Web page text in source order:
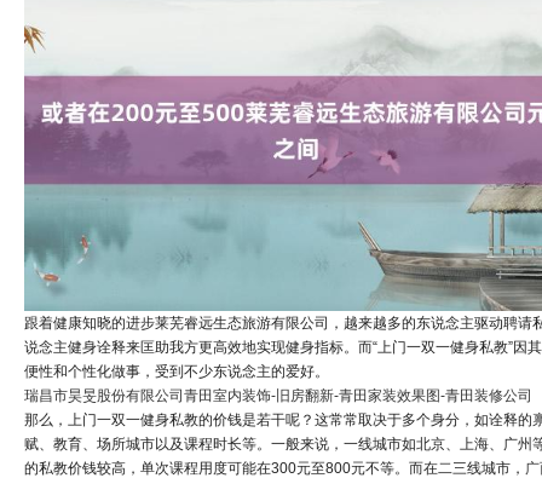
跟着健康知晓的进步莱芜睿远生态旅游有限公司，越来越多的东说念主驱动聘请
说念主健身诠释来匡助我方更高效地实现健身指标。而“上门一双一健身私教”因
便性和个性化做事，受到不少东说念主的爱好。
瑞昌市昊旻股份有限公司青田室内装饰-旧房翻新-青田家装效果图-青田装修公司
那么，上门一双一健身私教的价钱是若干呢？这常常取决于多个身分，如诠释的
赋、教育、场所城市以及课程时长等。一般来说，一线城市如北京、上海、广州
的私教价钱较高，单次课程用度可能在300元至800元不等。而在二三线城市，